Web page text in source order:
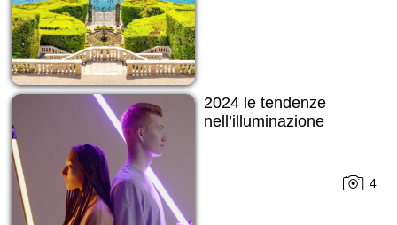
2024 le tendenze
nell’illuminazione
4